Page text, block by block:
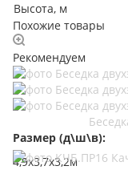
Высота, м
Похожие товары
Рекомендуем
Размер (д\ш\в):
4,9х3,7х3,2м